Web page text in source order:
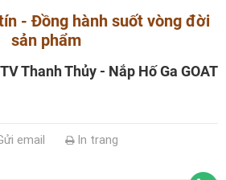
- Đồng hành suốt vòng đời
sản phẩm
Thanh Thủy - Nắp Hố Ga GOAT
email In trang